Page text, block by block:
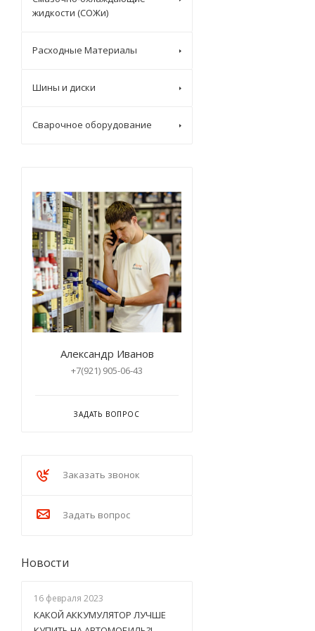
PETROFER
Renault
Subaru
VAG
VMPAUTO
X-OIL
YMIOIL
Волга Ойл
Ладога
Лукойл
ОйлРайт
жидкости (СОЖи)
Расходные Материалы
Шины и диски
Сварочное оборудование
Александр Иванов
+7(921) 905-06-43
ЗАДАТЬ ВОПРОС
Заказать звонок
Задать вопрос
Новости
16 февраля 2023
КАКОЙ АККУМУЛЯТОР ЛУЧШЕ